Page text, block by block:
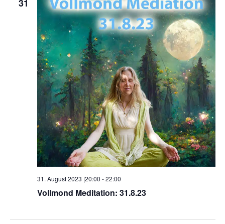
31
Vollmond Meditation: 31.8.23
31. August 2023 |20:00 -22:00